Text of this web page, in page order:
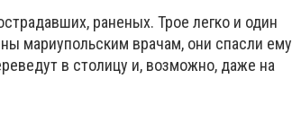
раненых. Трое легко и один
мариупольским врачам, они спасли ему
в столицу и, возможно, даже на